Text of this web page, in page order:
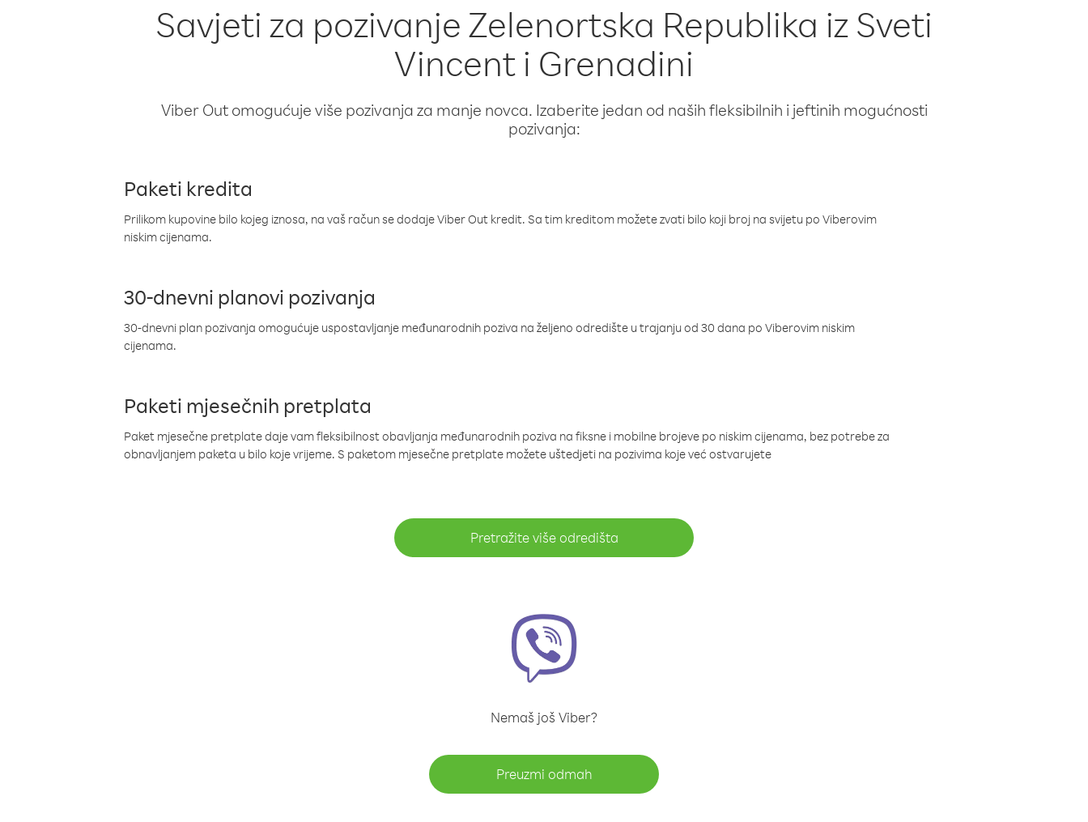
Savjeti za pozivanje Zelenortska Republika iz Sveti
Vincent i Grenadini
Viber Out omogućuje više pozivanja za manje novca. Izaberite jedan od naših fleksibilnih i jeftinih mogućnosti
pozivanja:
Paketi kredita
Prilikom kupovine bilo kojeg iznosa, na vaš račun se dodaje Viber Out kredit. Sa tim kreditom možete zvati bilo koji broj na svijetu po Viberovim
niskim cijenama.
30-dnevni planovi pozivanja
30-dnevni plan pozivanja omogućuje uspostavljanje međunarodnih poziva na željeno odredište u trajanju od 30 dana po Viberovim niskim
cijenama.
Paketi mjesečnih pretplata
Paket mjesečne pretplate daje vam fleksibilnost obavljanja međunarodnih poziva na fiksne i mobilne brojeve po niskim cijenama, bez potrebe za
obnavljanjem paketa u bilo koje vrijeme. S paketom mjesečne pretplate možete uštedjeti na pozivima koje već ostvarujete
Pretražite više odredišta
Nemaš još Viber?
Preuzmi odmah